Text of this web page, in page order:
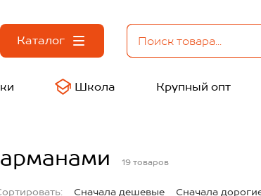
Каталог
Школа Крупный опт
19 товаров
Сначала дешевые Сначала